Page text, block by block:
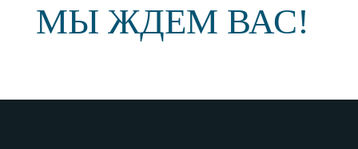
МЫ ЖДЕМ ВАС!